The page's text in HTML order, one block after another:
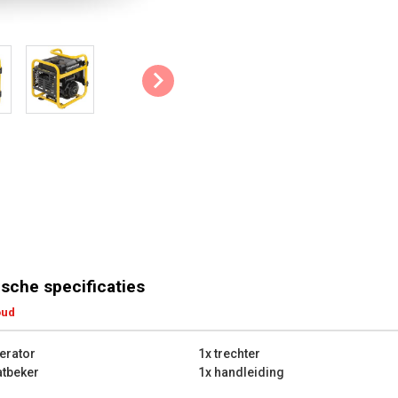
De belangrijkste technische
specificaties
1x trechter
1x handleiding